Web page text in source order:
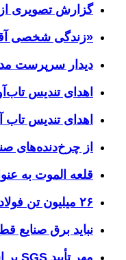
گزارش تصویری از
«زندگی شخصی
دیدار سرپرست
اهدای تندیس
اهدای تندیس تاب
از چرخ‌دنده‌های صنعت تا مسیر عشق؛ ۱۰
قلعه الموت به
۲۶ میلیون تن فولاد گمشده؛ وقتی ناترازی انرژی بزرگ‌ترین مانع تولید می‌شود
نباید برق صنایع